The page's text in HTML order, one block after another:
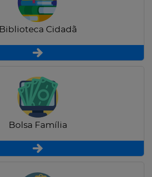
Biblioteca Cidadã
Bolsa Família